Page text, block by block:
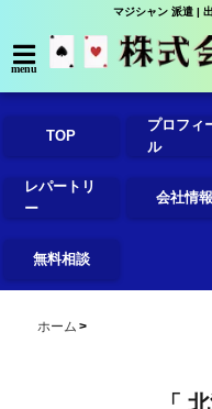
マジシャン 派遣 |
menu
TOP
プロフィ
ル
レパートリ
ー
会社情報
無料相談
ホーム
「